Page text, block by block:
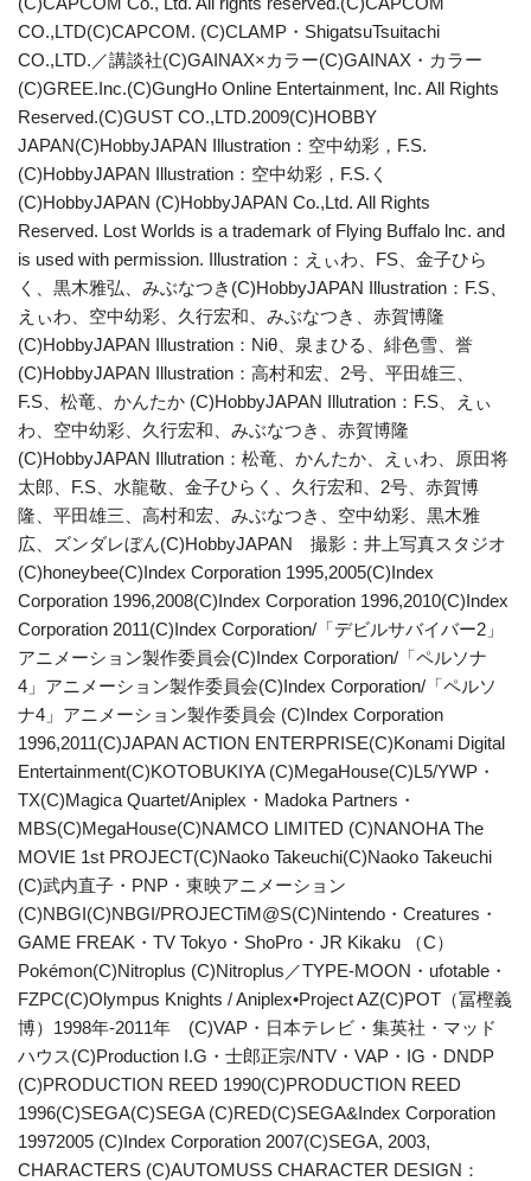
CO.,LTD(C)CAPCOM. (C)CLAMP・ShigatsuTsuitachi
CO.,LTD.／講談社(C)GAINAX×カラー(C)GAINAX・カラー
(C)GREE.Inc.(C)GungHo Online Entertainment, Inc. All Rights
Reserved.(C)GUST CO.,LTD.2009(C)HOBBY
JAPAN(C)HobbyJAPAN Illustration：空中幼彩，F.S.
(C)HobbyJAPAN Illustration：空中幼彩，F.S.く
(C)HobbyJAPAN (C)HobbyJAPAN Co.,Ltd. All Rights
Reserved. Lost Worlds is a trademark of Flying Buffalo lnc. and
is used with permission. Illustration：えぃわ、FS、金子ひら
く、黒木雅弘、みぶなつき(C)HobbyJAPAN Illustration：F.S、
えぃわ、空中幼彩、久行宏和、みぶなつき、赤賀博隆
(C)HobbyJAPAN Illustration：Niθ、泉まひる、緋色雪、誉
(C)HobbyJAPAN Illustration：高村和宏、2号、平田雄三、
F.S、松竜、かんたか (C)HobbyJAPAN Illutration：F.S、えぃ
わ、空中幼彩、久行宏和、みぶなつき、赤賀博隆
(C)HobbyJAPAN Illutration：松竜、かんたか、えぃわ、原田将
太郎、F.S、水龍敬、金子ひらく、久行宏和、2号、赤賀博
隆、平田雄三、高村和宏、みぶなつき、空中幼彩、黒木雅
広、ズンダレぼん(C)HobbyJAPAN 撮影：井上写真スタジオ
(C)honeybee(C)Index Corporation 1995,2005(C)Index
Corporation 1996,2008(C)Index Corporation 1996,2010(C)Index
Corporation 2011(C)Index Corporation/「デビルサバイバー2」
アニメーション製作委員会(C)Index Corporation/「ペルソナ
4」アニメーション製作委員会(C)Index Corporation/「ペルソ
ナ4」アニメーション製作委員会 (C)Index Corporation
1996,2011(C)JAPAN ACTION ENTERPRISE(C)Konami Digital
Entertainment(C)KOTOBUKIYA (C)MegaHouse(C)L5/YWP・
TX(C)Magica Quartet/Aniplex・Madoka Partners・
MBS(C)MegaHouse(C)NAMCO LIMITED (C)NANOHA The
MOVIE 1st PROJECT(C)Naoko Takeuchi(C)Naoko Takeuchi
(C)武内直子・PNP・東映アニメーション
(C)NBGI(C)NBGI/PROJECTiM@S(C)Nintendo・Creatures・
GAME FREAK・TV Tokyo・ShoPro・JR Kikaku （C）
Pokémon(C)Nitroplus (C)Nitroplus／TYPE-MOON・ufotable・
FZPC(C)Olympus Knights / Aniplex•Project AZ(C)POT（冨樫義
博）1998年-2011年 (C)VAP・日本テレビ・集英社・マッド
ハウス(C)Production I.G・士郎正宗/NTV・VAP・IG・DNDP
(C)PRODUCTION REED 1990(C)PRODUCTION REED
1996(C)SEGA(C)SEGA (C)RED(C)SEGA&Index Corporation
19972005 (C)Index Corporation 2007(C)SEGA, 2003,
CHARACTERS (C)AUTOMUSS CHARACTER DESIGN：